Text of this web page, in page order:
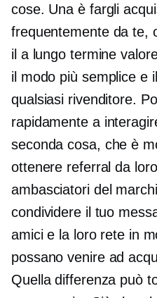
cose. Una è fargli
frequentemente da te,
il a lungo termine
il modo più semplice e
qualsiasi rivenditore.
rapidamente a
seconda cosa, che è
ottenere referral da
ambasciatori del
condividere il tuo
amici e la loro rete in
possano venire ad
Quella differenza può